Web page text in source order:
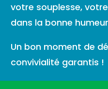
votre souplesse,
dans la bonne
Un bon moment de
convivialité garantis !